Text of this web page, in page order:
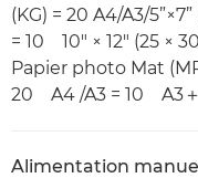
(KG) = 20 A4/A3/
= 10 10" × 12" (25 ×
Papier photo Mat
20 A4 /A3 = 10 A3＋
Alimentation